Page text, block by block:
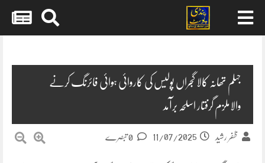
جہلم تھانہ کالا گجراں پولیس کی کاروائی ہوائی فائرنگ کرنے
والاملزم گرفتار اسلحہ برآمد
ظفر رشید 11/07/2025